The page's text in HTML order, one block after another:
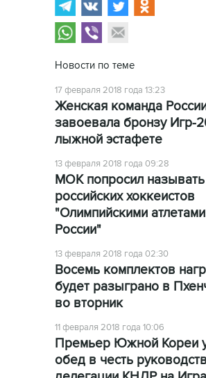
Новости по теме
17 февраля 2018 года 13:23
Женская команда
завоевала бронзу Игр-
лыжной эстафете
13 февраля 2018 года 09:28
МОК попросил называть
российских хоккеистов
"Олимпийскими
России"
13 февраля 2018 года 02:30
Восемь комплектов
будет разыграно в
во вторник
11 февраля 2018 года 10:06
Премьер Южной Кореи
обед в честь